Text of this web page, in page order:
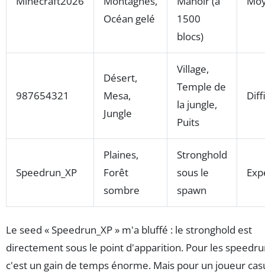
Océan gelé
1500
blocs)
987654321
Désert,
Mesa,
Jungle
Village,
Temple de
la jungle,
Puits
Speedrun_XP
Plaines,
Forêt
sombre
Stronghold
sous le
spawn
Le seed « Speedrun_XP » m'a bluffé : le stronghold est
directement sous le point d'apparition. Pour les
c'est un gain de temps énorme. Mais pour un joueur